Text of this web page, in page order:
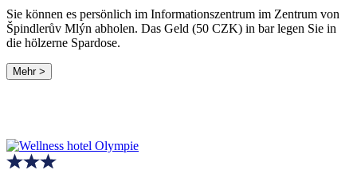
Sie können es persönlich im Informationszentrum im Zentrum von
Špindlerův Mlýn abholen. Das Geld (50 CZK) in bar legen Sie in
die hölzerne Spardose.
Mehr >